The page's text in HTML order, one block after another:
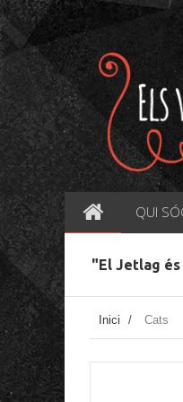
QUI
"El Jetlag
Inici / Cats